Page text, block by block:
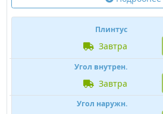
Плинтус
завтра
Угол внутрен.
завтра
Угол наружн.